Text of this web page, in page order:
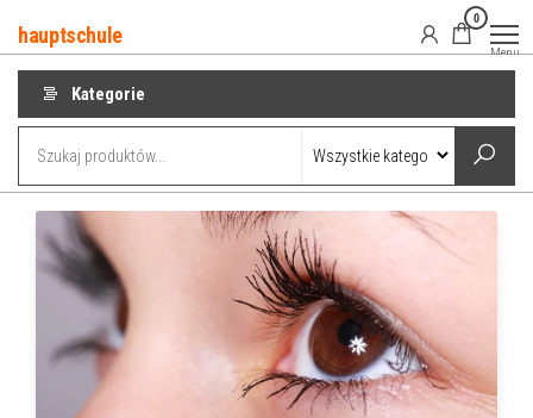
do
treści
hauptschule
0
Menu
Kategorie